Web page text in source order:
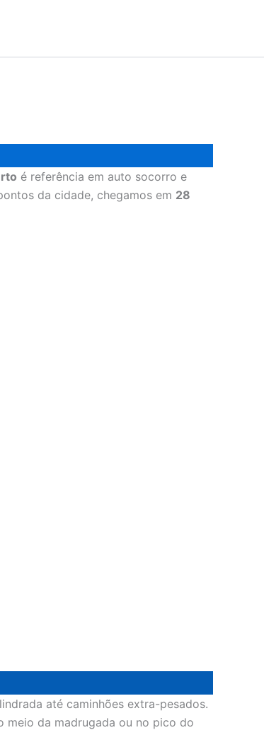
é referência em auto socorro e
da cidade, chegamos em 28
até caminhões extra-pesados.
meio da madrugada ou no pico do